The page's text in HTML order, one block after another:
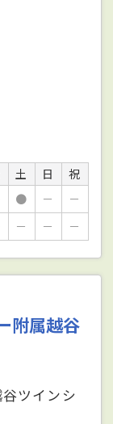
土 日
祝
● －
－
－ － －
附属越谷
ツインシ